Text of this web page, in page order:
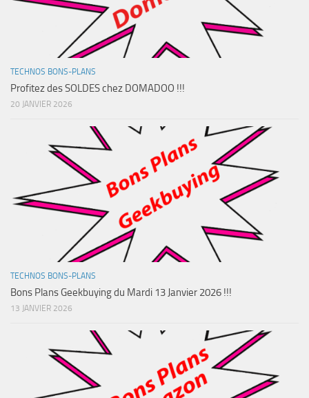
TECHNOS BONS-PLANS
Profitez des SOLDES chez DOMADOO !!!
20 JANVIER 2026
TECHNOS BONS-PLANS
Bons Plans Geekbuying du Mardi 13 Janvier 2026 !!!
13 JANVIER 2026